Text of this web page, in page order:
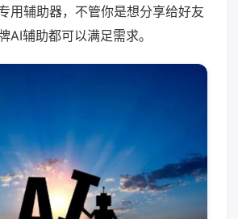
用辅助器，不管你是想分享给好友
AI辅助都可以满足需求。